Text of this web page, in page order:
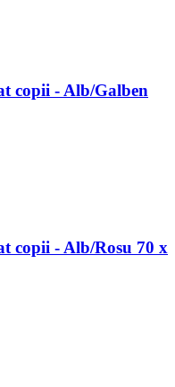
copii - Alb/Galben
copii - Alb/Rosu 70 x